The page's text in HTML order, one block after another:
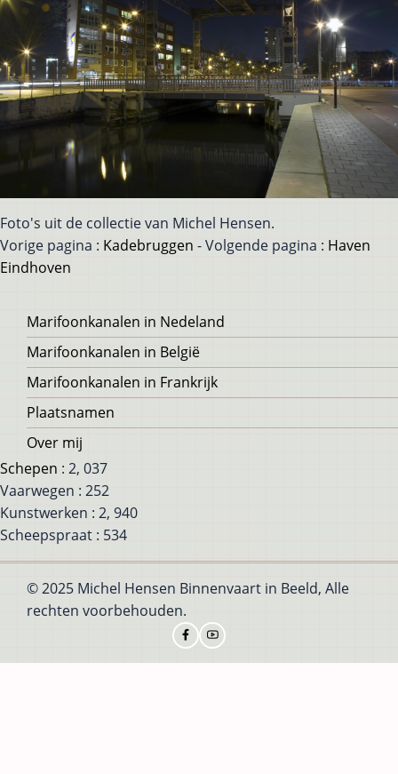
Foto's uit de collectie van Michel Hensen.
Vorige pagina : Kadebruggen - Volgende pagina : Haven
Eindhoven
Voet
Marifoonkanalen in Nedeland
Marifoonkanalen in België
Marifoonkanalen in Frankrijk
Plaatsnamen
Over mij
Schepen : 2, 037
Vaarwegen : 252
Kunstwerken : 2, 940
Scheepspraat : 534
© 2025 Michel Hensen Binnenvaart in Beeld, Alle
rechten voorbehouden.